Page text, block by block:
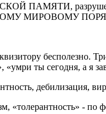
МИРОВОМУ
бесполезно.
ты сегодня, а я
дебилизация,
«толерантность» - по